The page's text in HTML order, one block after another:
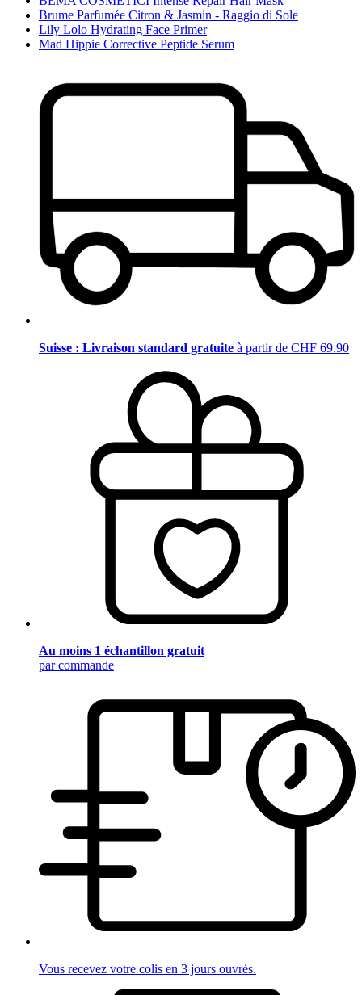
Brume Parfumée Citron & Jasmin - Raggio di Sole
Lily Lolo Hydrating Face Primer
Mad Hippie Corrective Peptide Serum
Suisse : Livraison standard gratuite à partir de CHF 69.90
Au moins 1 échantillon gratuit
par commande
Vous recevez votre colis en 3 jours ouvrés.